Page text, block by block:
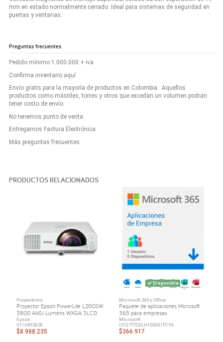
mm en estado normalmente cerrado. Ideal para sistemas de seguridad en
puertas y ventanas.
Preguntas frecuentes
Pedido mínimo 1.000.000 + iva
Confirma inventario aquí
Envío gratis para la mayoría de productos en Colombia. Aquellos
productos como mástiles, torres y otros que excedan un volumen podrán
tener costo de envío.
No tenemos punto de venta
Entregamos Factura Electrónica
Más preguntas frecuentes
PRODUCTOS RELACIONADOS
Proyectores
Proyector Epson PowerLite L200SW
3800 ANSI Lumens WXGA 3LCD
Epson
V11H993020.
$8.988.235
Disponible
Microsoft 365 y Office
Paquete de aplicaciones Microsoft
365 para empresas
Microsoft
CFQ7TTC0LH1G0001P1YA
$366.917